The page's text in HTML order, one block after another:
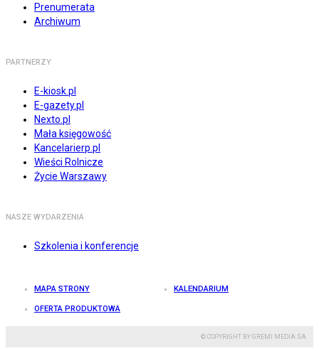
Prenumerata
Archiwum
PARTNERZY
E-kiosk.pl
E-gazety.pl
Nexto.pl
Mała księgowość
Kancelarierp.pl
Wieści Rolnicze
Życie Warszawy
NASZE WYDARZENIA
Szkolenia i konferencje
MAPA STRONY KALENDARIUM
OFERTA PRODUKTOWA
© COPYRIGHT BY GREMI MEDIA SA